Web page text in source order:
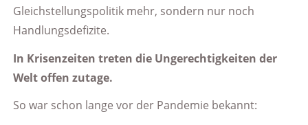
Gleichstellungspolitik mehr, sondern nur noch
Handlungsdefizite.
In Krisenzeiten treten die Ungerechtigkeiten der
Welt offen zutage.
So war schon lange vor der Pandemie bekannt: